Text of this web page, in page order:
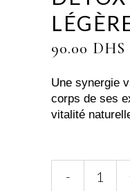
90.00 DHS
Une synergie
corps de ses
vitalité
-